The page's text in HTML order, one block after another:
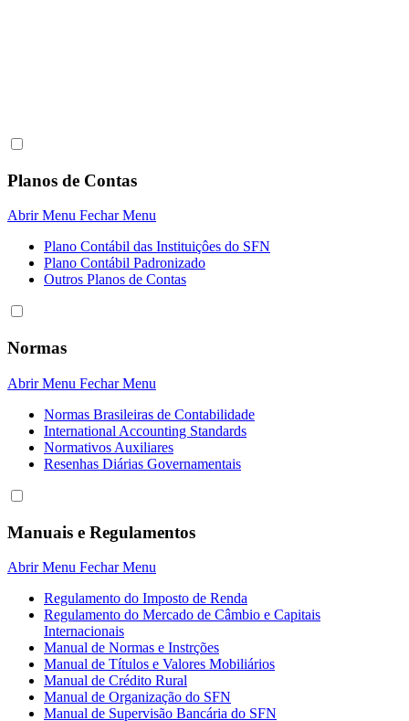
Planos de Contas
Abrir Menu Fechar Menu
Plano Contábil das Instituiçôes do SFN
Plano Contábil Padronizado
Outros Planos de Contas
Normas
Abrir Menu Fechar Menu
Normas Brasileiras de Contabilidade
International Accounting Standards
Normativos Auxiliares
Resenhas Diárias Governamentais
Manuais e Regulamentos
Abrir Menu Fechar Menu
Regulamento do Imposto de Renda
Regulamento do Mercado de Câmbio e Capitais
Internacionais
Manual de Normas e Instrções
Manual de Títulos e Valores Mobiliários
Manual de Crédito Rural
Manual de Organização do SFN
Manual de Supervisão Bancária do SFN